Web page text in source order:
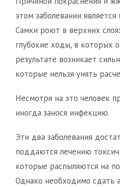
этом заболевании
Самки роют в верхних
глубокие ходы, в которых
результате возникает
которые нельзя унять
Несмотря на это человек
иногда занося инфекцию.
Эти два заболевания
поддаются лечению
которые распыляются на
Однако необходимо сдать